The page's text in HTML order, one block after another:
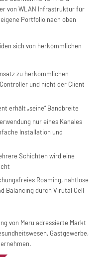
von WLAN Infrastruktur für
Portfolio nach oben
sich von herkömmlichen
zu herkömmlichen
und nicht der Client
erhält „seine“ Bandbreite
nur eines Kanales
Installation und
Schichten wird eine
Roaming, nahtlose
Balancing durch Virutal Cell
von Meru adressierte Markt
Gastgewerbe,